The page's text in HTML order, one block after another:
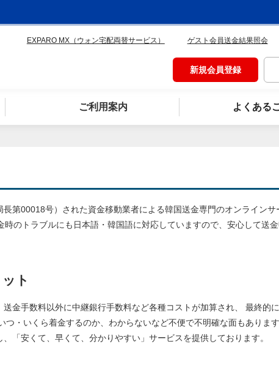
EXPARO MX（ウォン宅配両替サービス） ゲスト会員送金結果照会
新規会員登録
ご利用案内 よくある
第00018号）された資金移動業者による韓国送金専門のオンライン
のトラブルにも日本語・韓国語に対応していますので、安心して送
ト
金手数料以外に中継銀行手数料など各種コストが加算され、 最終的
・いくら着金するのか、わからないなど不便で不明確な面もあります
「安くて、早くて、分かりやすい」サービスを提供しております。